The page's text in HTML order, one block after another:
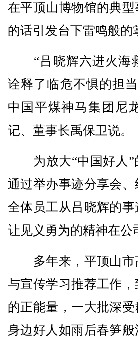
在平顶山博物馆的典
的话引发台下雷鸣般的
“吕晓辉六进火海
诠释了临危不惧的担
中国平煤神马集团尼
记、董事长禹保卫说。
为放大“中国好人”
通过举办事迹分享会
全体员工从吕晓辉的
让见义勇为的精神在公
多年来，平顶山市
与宣传学习推荐工作
的正能量，一大批深
身边好人如雨后春笋